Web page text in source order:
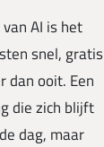
AI is het
snel, gratis
dan ooit. Een
die zich blijft
dag, maar